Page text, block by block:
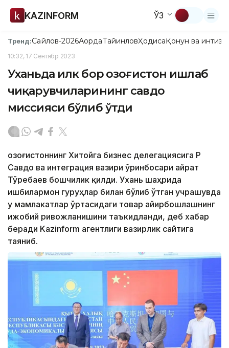
KAZINFORM ЎЗ
Тренд:Сайлов-2026АқордаТайинловҲодисаҚонун ва
10:32, 17 Сентябр 2023
Уханьда илк бор Қозоғистон ишлаб
чиқарувчиларининг савдо
миссияси бўлиб ўтди
Қозоғистоннинг Хитойга бизнес делегациясига ҚР
Савдо ва интеграция вазири ўринбосари Қайрат
Тўребаев бошчилик қилди. Ухань шаҳрида
ишбилармон гуруҳлар билан бўлиб ўтган учрашувда
у мамлакатлар ўртасидаги товар айирбошлашнинг
ижобий ривожланишини таъкидланди, деб хабар
беради Kazinform агентлиги вазирлик сайтига
таяниб.